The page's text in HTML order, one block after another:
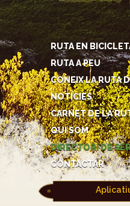
RUTA EN
RUTA A PEU
CONEIX LA RUTA
NOTÍCIES
CARNET DE LA
QUI SOM
DIRECTORI DE
CONTACTAR